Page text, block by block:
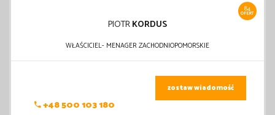
84
OFERT
PIOTRKORDUS
WŁAŚCICIEL- MENAGER ZACHODNIOPOMORSKIE
+48 500 103 180
zostaw wiadomość